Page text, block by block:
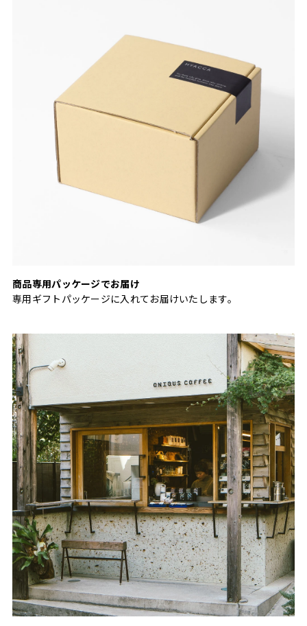
商品専用パッケージでお届け
専用ギフトパッケージに入れてお届けいたします。